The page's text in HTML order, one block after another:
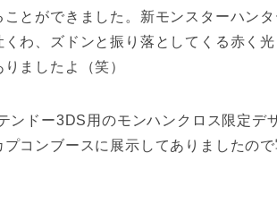
ことができました。新モンスターハン
わ、ズドンと振り落としてくる赤く
ましたよ（笑）
ンドー3DS用のモンハンクロス限定デ
コンブースに展示してありましたの